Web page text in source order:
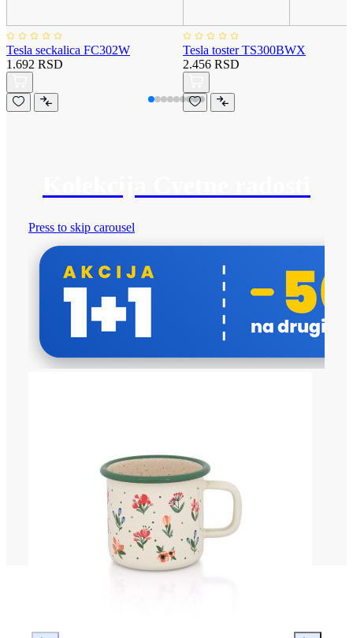
Tesla seckalica FC302W
1.692 RSD
Tesla toster TS300BWX
2.456 RSD
Press to skip carousel